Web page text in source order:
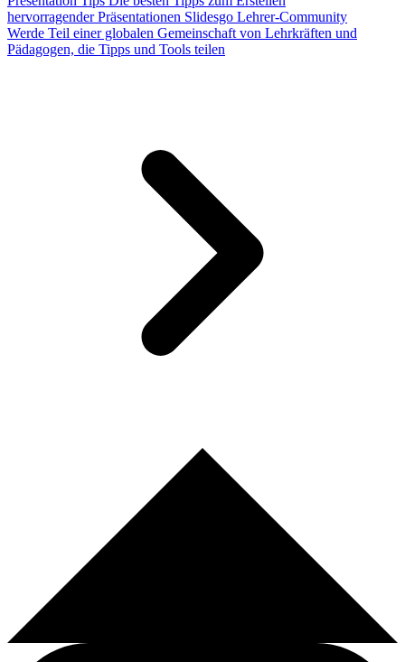
hervorragender Präsentationen Slidesgo Lehrer-Community
Werde Teil einer globalen Gemeinschaft von Lehrkräften und
Pädagogen, die Tipps und Tools teilen